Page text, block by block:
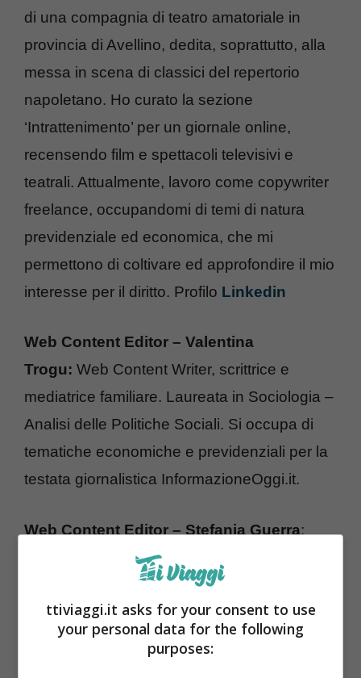
di una compagnia di teatro amatoriale in
provincia di Avellino, dedita, soprattutto, alla
messa in scena di classici del repertorio
napoletano. Ho curato la sezione
‘Intrattenimento’ per un giornale online,
recensendo film e spettacoli televisivi e
teatrali. Attualmente, lavoro come copywriter
freelance, occupandomi di temi di natura
previdenziale ed economica, che mi
permettono di coltivare ed approfondire il mio
interesse per il diritto. Profilo Linkedin
Web Content Editor – Valentina
Trogu: Web Content Writer, scrittrice e
mediatrice familiare. Laureata in Sociologia –
Analisi delle Politiche Sociali. Si occupa di
tematiche economiche e previdenziali per la
testata giornalistica InformazioneOggi.it.
Web Content Editor – Stefania Guerra:
Appassionata di lettura e di scrittura creativa,
autrice di un racconto e di un romanzo, con
alle spalle esperienze come caporedattore,
lettore beta, intervistatrice, recensore e
ttiviaggi.it asks for your consent to use
your personal data for the following
purposes: